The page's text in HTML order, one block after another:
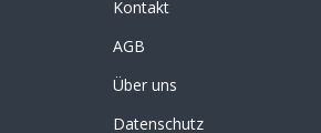
Kontakt
AGB
Über uns
Datenschutz